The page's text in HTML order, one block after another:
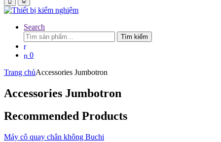
Search
Tìm
kiếm:
Tìm kiếm
0
Trang chủAccessories Jumbotron
Accessories Jumbotron
Recommended Products
Máy cô quay chân không Buchi